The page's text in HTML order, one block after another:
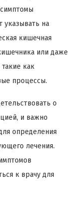
указывать на
кишечная
или даже
как
процессы.
о
и важно
определения
лечения.
к врачу для